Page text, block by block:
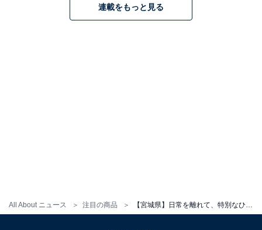
All About ニュース 注目の商品
島々を間近に望む絶好のロケーションに位置します。展
望露天風呂「みはらしの湯」では、太古天泉 松島温泉
連載をもっと見る